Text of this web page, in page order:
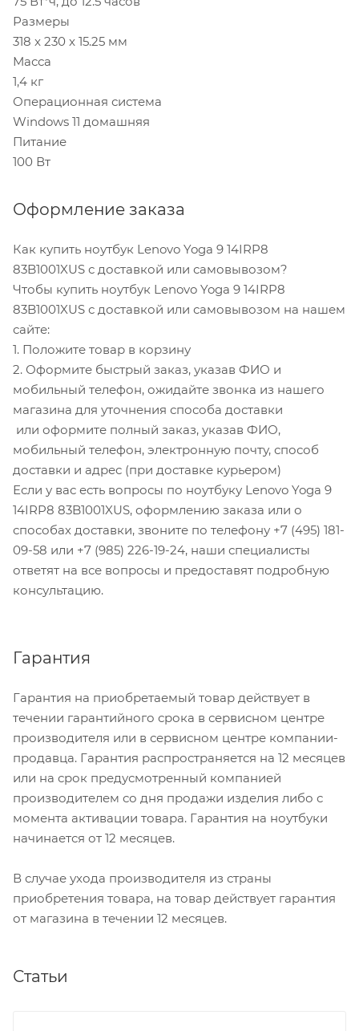
Размеры
318 x 230 x 15.25 мм
Масса
1,4 кг
Операционная система
Windows 11 домашняя
Питание
100 Вт
Оформление заказа
Как купить ноутбук Lenovo Yoga 9 14IRP8
83B1001XUS с доставкой или самовывозом?
Чтобы купить ноутбук Lenovo Yoga 9 14IRP8
83B1001XUS с доставкой или самовывозом на нашем
сайте:
1. Положите товар в корзину
2. Оформите быстрый заказ, указав ФИО и
мобильный телефон, ожидайте звонка из нашего
магазина для уточнения способа доставки
или оформите полный заказ, указав ФИО,
мобильный телефон, электронную почту, способ
доставки и адрес (при доставке курьером)
Если у вас есть вопросы по ноутбуку Lenovo Yoga 9
14IRP8 83B1001XUS, оформлению заказа или о
способах доставки, звоните по телефону +7 (495) 181-
09-58 или +7 (985) 226-19-24, наши специалисты
ответят на все вопросы и предоставят подробную
консультацию.
Гарантия
Гарантия на приобретаемый товар действует в
течении гарантийного срока в сервисном центре
производителя или в сервисном центре компании-
продавца. Гарантия распространяется на 12 месяцев
или на срок предусмотренный компанией
производителем со дня продажи изделия либо с
момента активации товара. Гарантия на ноутбуки
начинается от 12 месяцев.
В случае ухода производителя из страны
приобретения товара, на товар действует гарантия
от магазина в течении 12 месяцев.
Статьи